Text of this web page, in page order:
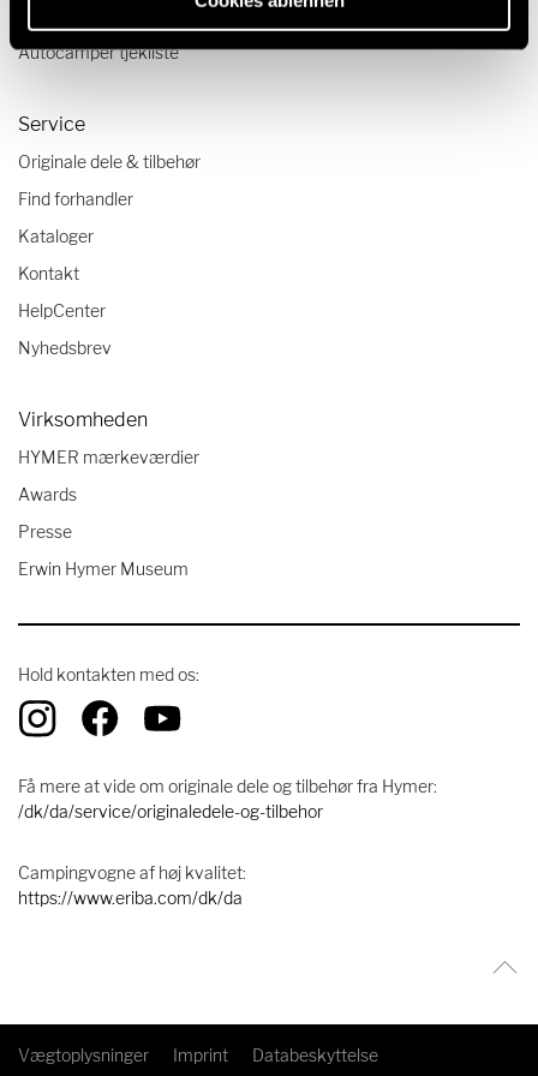
Autocamper tjekliste
Service
Originale dele & tilbehør
Find forhandler
Kataloger
Kontakt
HelpCenter
Nyhedsbrev
Virksomheden
HYMER mærkeværdier
Awards
Presse
Erwin Hymer Museum
Hold kontakten med os:
Få mere at vide om originale dele og tilbehør fra Hymer:
/dk/da/service/originaledele-og-tilbehor
Campingvogne af høj kvalitet:
https://www.eriba.com/dk/da
Vægtoplysninger Imprint Databeskyttelse